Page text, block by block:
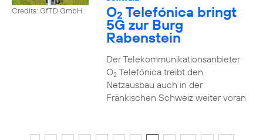
Credits: GfTD GmbH O2 Telefónica bringt
5G zur Burg
Rabenstein
Der Telekommunikationsanbieter
O2Telefónica treibt den
Netzausbau auch in der
Fränkischen Schweiz weiter voran